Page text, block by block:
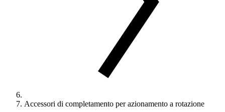
Accessori di completamento per azionamento a rotazione